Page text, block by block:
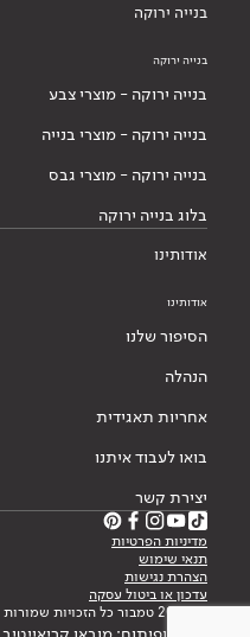
בנייה ירוקה
בנייה ירוקה
בנייה ירוקה - מוצרי צבע
בנייה ירוקה - מוצרי בנייה
בנייה ירוקה - מוצרי גבס
בלוג בנייה ירוקה
אודותינו
אודותינו
הסיפור שלנו
הנהלה
אחריות תאגידית
בואו לעבוד איתנו
יצירת קשר
מדיניות הפרטיות
תנאי שימוש
הצהרת נגישות
עדכון או ביטול עסקה
© 2026 טמבור כל הזכויות שמורות
עיצוב ופיתוח: מובאו קריאייטיב